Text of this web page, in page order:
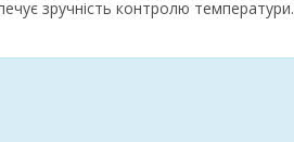
зручність контролю температури.